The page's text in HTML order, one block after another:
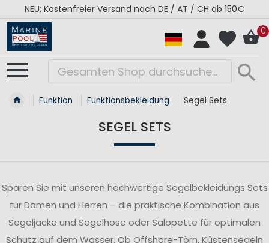
RÉGATES ROYALES Kollektion - Super Sale
0
Funktion Funktionsbekleidung Segel Sets
SEGEL SETS
Sparen Sie mit unseren hochwertige Segelbekleidungs Sets
für Damen und Herren – die praktische Kombination aus
Segeljacke und Segelhose oder Salopette für optimalen
Schutz auf dem Wasser. Ob Offshore-Törn, Küstensegeln